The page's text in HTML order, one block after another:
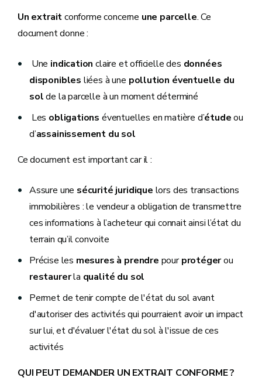
Un extraitconforme concerne une parcelle. Ce
document donne :
Une indication claire et officielle des données
disponibles liées à une pollution éventuelle du
solde la parcelle à un moment déterminé
Les obligations éventuelles en matière d’étudeou
d’assainissement du sol
Ce document est important car il :
Assure une sécurité juridique lors des transactions
immobilières : le vendeur a obligation de transmettre
ces informations à l’acheteur qui connait ainsi l’état du
terrain qu’il convoite
Précise les mesures à prendre pourprotégerou
restaurerla qualité du sol
Permet de tenir compte de l'état du sol avant
d'autoriser des activités qui pourraient avoir un impact
sur lui, et d'évaluer l'état du sol à l'issue de ces
activités
QUI PEUT DEMANDER UN EXTRAIT CONFORME ?